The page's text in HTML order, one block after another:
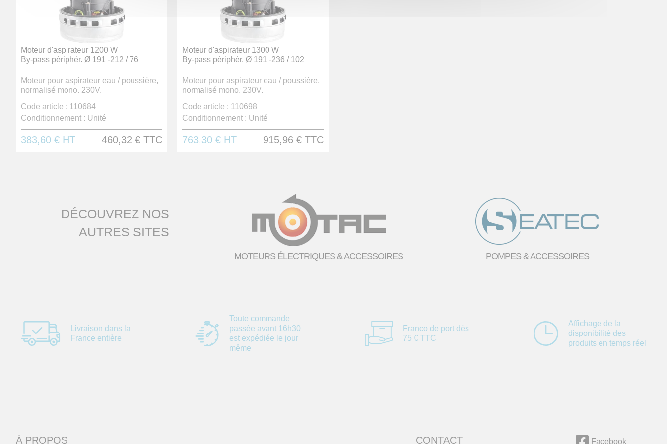
Moteur d'aspirateur 1200 W
By-pass périphér. Ø 191 -212 / 76
Moteur pour aspirateur eau / poussière,
normalisé mono. 230V.
Code article : 110684
Conditionnement : Unité
383,60 € HT 460,32 € TTC
Moteur d'aspirateur 1300 W
By-pass périphér. Ø 191 -236 / 102
Moteur pour aspirateur eau / poussière,
normalisé mono. 230V.
Code article : 110698
Conditionnement : Unité
763,30 € HT 915,96 € TTC
DÉCOUVREZ NOS
AUTRES SITES
MOTEURS ÉLECTRIQUES & ACCESSOIRES POMPES & ACCESSOIRES
Livraison dans la
France entière
Toute commande
passée avant 16h30
est expédiée le jour
même
Franco de port dès
75 € TTC
Affichage de la
disponibilité des
produits en temps réel
À PROPOS CONTACT Facebook